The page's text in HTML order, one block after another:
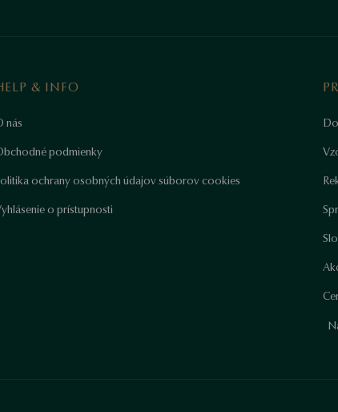
& INFO
nás
podmienky
ochrany osobných údajov súborov cookies
o prístupnosti